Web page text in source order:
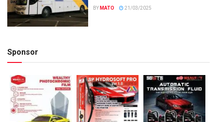
BY MATO 21/03/2025
Sponsor